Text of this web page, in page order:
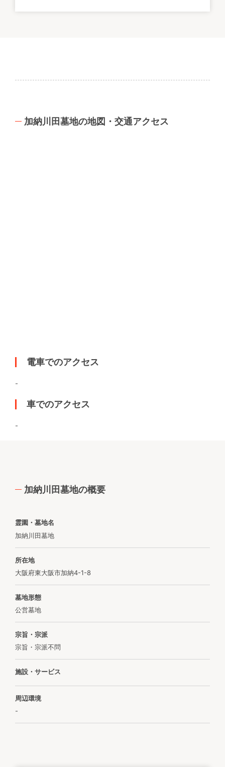
加納川田墓地の地図・交通アクセス
電車でのアクセス
-
車でのアクセス
-
加納川田墓地の概要
霊園・墓地名
加納川田墓地
所在地
大阪府東大阪市加納4-1-8
墓地形態
公営墓地
宗旨・宗派
宗旨・宗派不問
施設・サービス
周辺環境
-